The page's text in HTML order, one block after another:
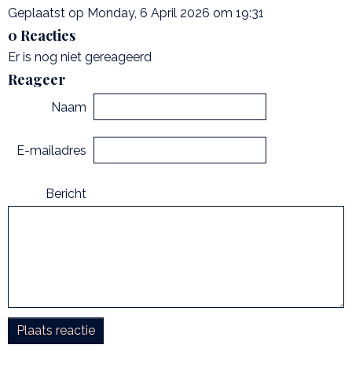
Geplaatst op Monday, 6 April 2026 om 19:31
0 Reacties
Er is nog niet gereageerd
Reageer
Naam
E-mailadres
Bericht
Plaats reactie